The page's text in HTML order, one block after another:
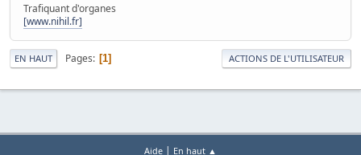
Trafiquant d'organes
[www.nihil.fr]
EN HAUT Pages 1 ACTIONS DE L'UTILISATEUR
Aide En haut ▲